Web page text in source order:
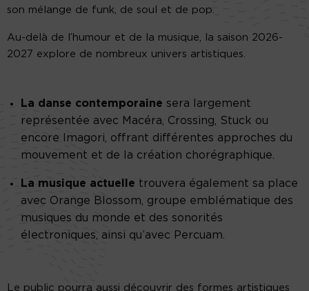
son mélange de funk, de soul et de pop.
Au-delà de l’humour et de la musique, la saison 2026-
2027 explore de nombreux univers artistiques.
La danse contemporaine sera largement
représentée avec Macéra, Crossing, Stuck ou
encore Imagori, offrant différentes approches du
mouvement et de la création chorégraphique.
La musique actuelle trouvera également sa place
avec Orange Blossom, groupe emblématique des
musiques du monde et des sonorités
électroniques, ainsi qu’avec Percuam.
Le public pourra aussi découvrir des formes artistiques